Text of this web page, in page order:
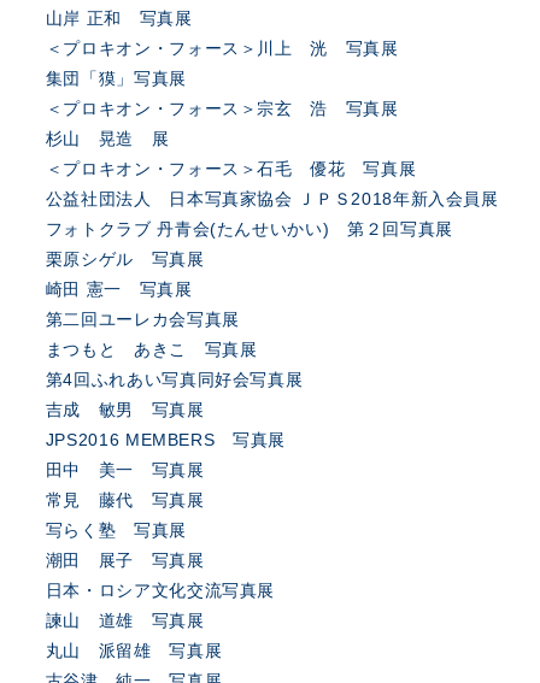
山岸 正和 写真展
＜プロキオン・フォース＞川上 洸 写真展
集団「獏」写真展
＜プロキオン・フォース＞宗玄 浩 写真展
杉山 晃造 展
＜プロキオン・フォース＞石毛 優花 写真展
公益社団法人 日本写真家協会 ＪＰＳ2018年新入会員展
フォトクラブ 丹青会(たんせいかい) 第２回写真展
栗原シゲル 写真展
崎田 憲一 写真展
第二回ユーレカ会写真展
まつもと あきこ 写真展
第4回ふれあい写真同好会写真展
吉成 敏男 写真展
JPS2016 MEMBERS 写真展
田中 美一 写真展
常見 藤代 写真展
写らく塾 写真展
潮田 展子 写真展
日本・ロシア文化交流写真展
諫山 道雄 写真展
丸山 派留雄 写真展